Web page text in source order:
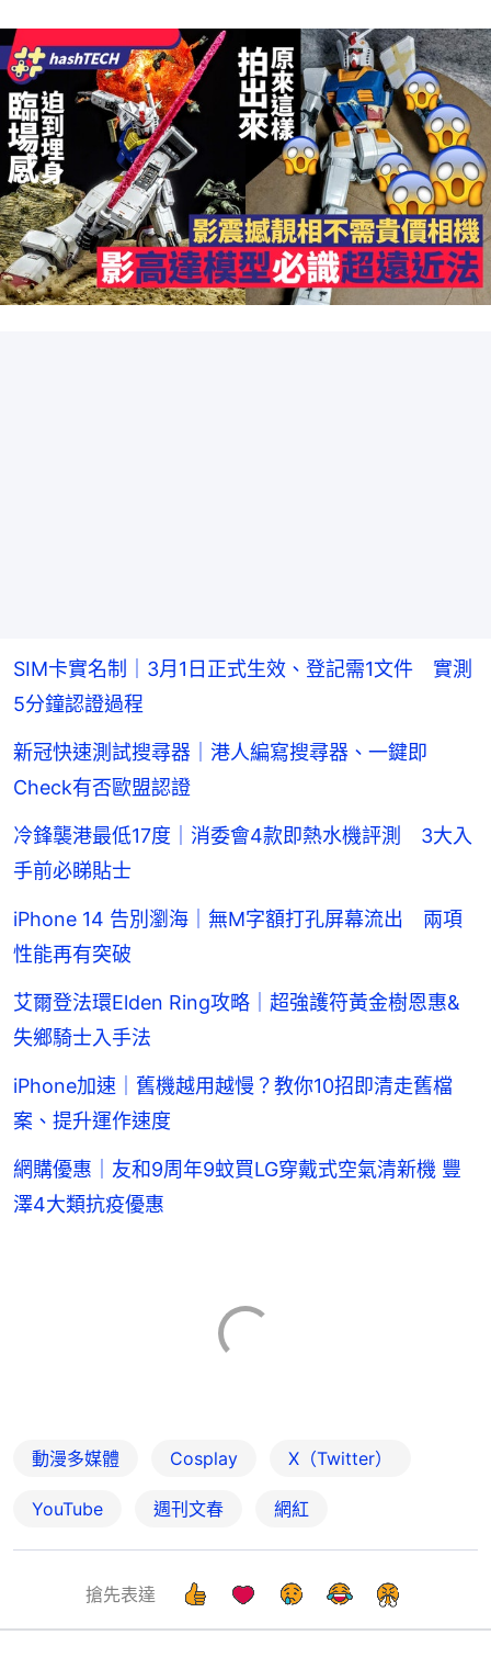
SIM卡實名制｜3月1日正式生效、登記需1文件 實測
5分鐘認證過程
新冠快速測試搜尋器｜港人編寫搜尋器、一鍵即
Check有否歐盟認證
冷鋒襲港最低17度｜消委會4款即熱水機評測 3大入
手前必睇貼士
iPhone 14 告別瀏海｜無M字額打孔屏幕流出 兩項
性能再有突破
艾爾登法環Elden Ring攻略｜超強護符黃金樹恩惠&
失鄉騎士入手法
iPhone加速｜舊機越用越慢？教你10招即清走舊檔
案、提升運作速度
網購優惠｜友和9周年9蚊買LG穿戴式空氣清新機 豐
澤4大類抗疫優惠
動漫多媒體 Cosplay X（Twitter）
YouTube 週刊文春 網紅
搶先表達